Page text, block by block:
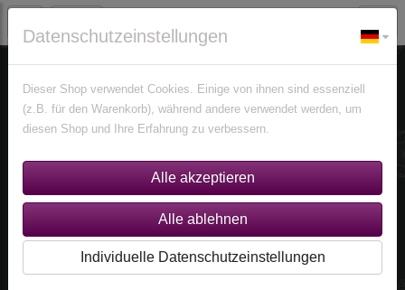
Edelsteine Ametrine
Datenschutzeinstellungen
Dieser Shop verwendet Cookies. Einige von ihnen sind essenziell
(z.B. für den Warenkorb), während andere verwendet werden, um
diesen Shop und Ihre Erfahrung zu verbessern.
Individuelle Datenschutzeinstellungen